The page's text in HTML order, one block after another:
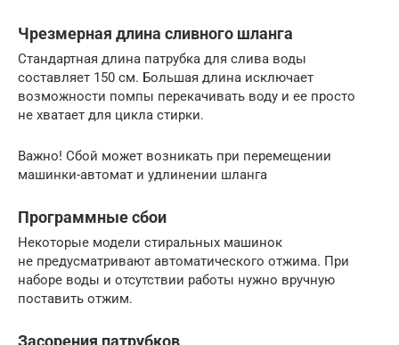
Чрезмерная длина сливного шланга
Стандартная длина патрубка для слива воды
составляет 150 см. Большая длина исключает
возможности помпы перекачивать воду и ее просто
не хватает для цикла стирки.
Важно! Сбой может возникать при перемещении
машинки-автомат и удлинении шланга
Программные сбои
Некоторые модели стиральных машинок
не предусматривают автоматического отжима. При
наборе воды и отсутствии работы нужно вручную
поставить отжим.
Засорения патрубков